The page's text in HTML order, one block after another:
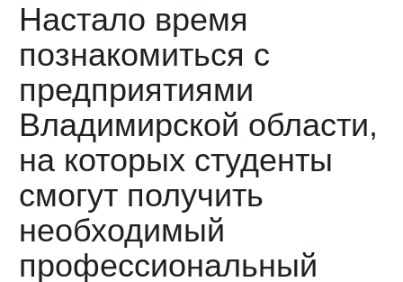
Настало время
познакомиться с
предприятиями
Владимирской области,
на которых студенты
смогут получить
необходимый
профессиональный